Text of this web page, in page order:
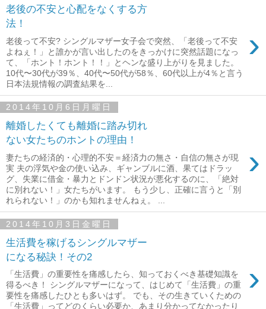
老後の不安と心配をなくする方
法！
›
老後って不安? シングルマザー女子会で突然、「老後って不安
よねぇ！」と誰かが言い出したのをきっかけに突然話題になっ
て、「ホント！ホント！！」とヘンな盛り上がりを見ました。
10代〜30代が39％、40代〜50代が58％、60代以上が4％と言う
日本法規情報の調査結果を...
2014年10月6日月曜日
離婚したくても離婚に踏み切れ
ない女たちのホントの理由！
›
妻たちの経済的・心理的不安＝経済力の無さ・自信の無さが現
実 夫の浮気や金の使い込み、ギャンブルに酒、果てはドラッ
グ、失業に借金・暴力とドンドン状況が悪化するのに、「絶対
に別れない！」女たちがいます。 もう少し、正確に言うと「別
れられない！」のかも知れませんねぇ。 ...
2014年10月3日金曜日
生活費を稼げるシングルマザー
になる秘訣！その2
›
「生活費」の重要性を痛感したら、知っておくべき基礎知識を
得るべき！ シングルマザーになって、はじめて「生活費」の重
要性を痛感したひとも多いはず。 でも、その生きていくための
「生活費」ってどのくらい必要か、あまり分かってなかったり